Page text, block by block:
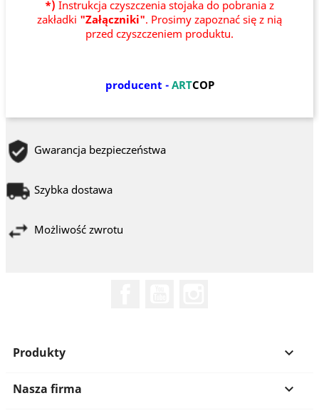
*) Instrukcja czyszczenia stojaka do pobrania z
zakładki "Załączniki". Prosimy zapoznać się z nią
przed czyszczeniem produktu.
producent - ARTCOP
Gwarancja bezpieczeństwa
Szybka dostawa
Możliwość zwrotu
Produkty 
Nasza firma 